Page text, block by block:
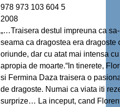
978 973 103 604 5
2008
„…Traisera destul impreuna ca
seama ca dragostea era dragoste
oriunde, dar cu atat mai intensa
apropia de moarte.“In tinerete,
si Fermina Daza traisera o
de dragoste. Numai ca viata iti
surprize… La inceput, cand